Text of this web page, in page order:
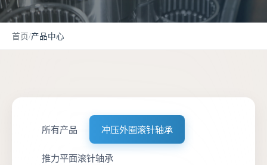
首页/产品中心
所有产品 冲压外圈滚针轴承
推力平面滚针轴承